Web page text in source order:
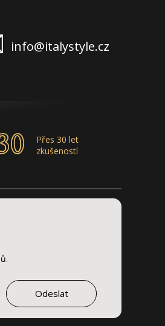
info@italystyle.cz
Přes 30 let
zkušeností